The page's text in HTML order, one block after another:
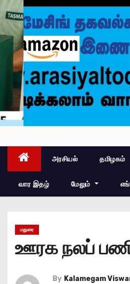
அரசியல் தமிழகம்
வார இதழ் மேலும்
மதுரை
ஊரக நலப்
By Kalamegam